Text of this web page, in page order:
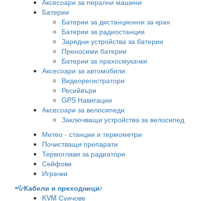
Аксесоари за перални машини
Батерии
Батерии за дистанционни за кран
Батерии за радиостанции
Зарядни устройства за батерии
Преносими батерии
Батерии за прахосмукачки
Аксесоари за автомобили
Видеорегистратори
Ресийвъри
GPS Навигации
Аксесоари за велосипеди
Заключващи устройства за велосипед
Метео - станции и термометри
Почистващи препарати
Термоглави за радиатори
Сейфове
Играчки
Кабели и преходници
KVM Суичове